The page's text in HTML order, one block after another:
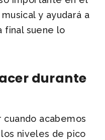
y ayudará a
final suene lo
durante
acabemos
niveles de pico